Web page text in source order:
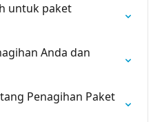
untuk paket
Anda dan
Penagihan Paket